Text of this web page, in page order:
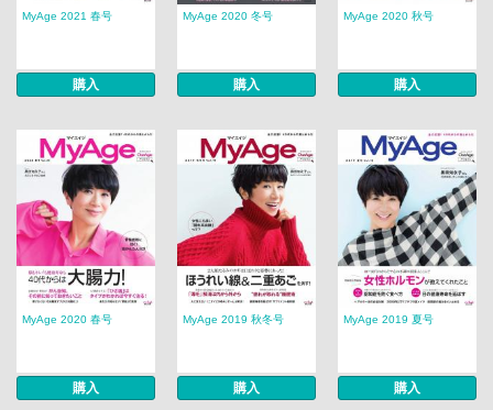
MyAge 2021 春号
購入
MyAge 2020 冬号
購入
MyAge 2020 秋号
購入
MyAge 2020 春号
購入
MyAge 2019 秋冬号
購入
MyAge 2019 夏号
購入